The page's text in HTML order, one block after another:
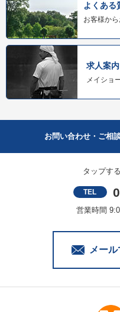
よくある
お客様か
求人案内
メイショ
お問い合わせ・ご相
タップす
TEL
営業時間
メー